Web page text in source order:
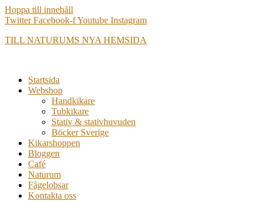
Hoppa till innehåll
Twitter Facebook-fYoutube Instagram
TILL NATURUMS NYA HEMSIDA
Startsida
Webshop
Handkikare
Tubkikare
Stativ & stativhuvuden
Böcker Sverige
Kikarshoppen
Bloggen
Café
Naturum
Fågelobsar
Kontakta oss